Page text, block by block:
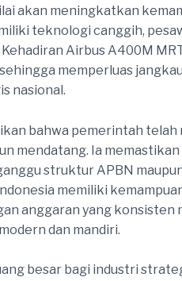
akan meningkatkan
teknologi canggih,
Airbus A400M
memperluas
nasional.
bahwa pemerintah
mendatang. Ia
struktur APBN
memiliki
anggaran yang
dan mandiri.
besar bagi industri